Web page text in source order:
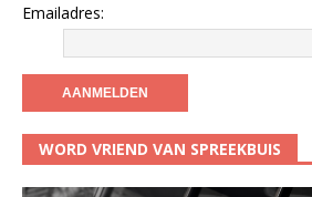
Emailadres:
WORD VRIEND VAN SPREEKBUIS